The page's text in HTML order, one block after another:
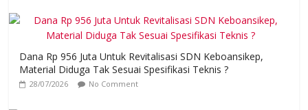
Dana Rp 956 Juta Untuk Revitalisasi SDN Keboansikep,
Material Diduga Tak Sesuai Spesifikasi Teknis ?
28/07/2026 No Comment